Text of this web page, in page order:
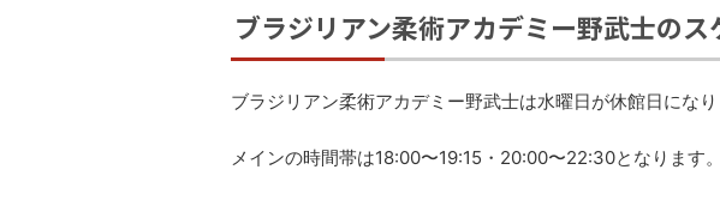
ブラジリアン柔術アカデミー野武士のス
ブラジリアン柔術アカデミー野武士は水曜日が休館日になり
メインの時間帯は18:00〜19:15・20:00〜22:30となります。